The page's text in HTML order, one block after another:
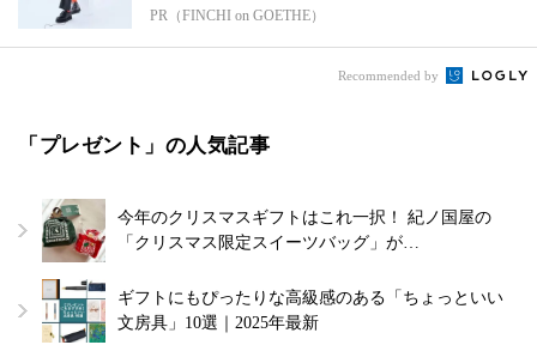
PR（FINCHI on GOETHE）
Recommended by
「プレゼント」の人気記事
今年のクリスマスギフトはこれ一択！ 紀ノ国屋の
「クリスマス限定スイーツバッグ」が…
ギフトにもぴったりな高級感のある「ちょっといい
文房具」10選｜2025年最新